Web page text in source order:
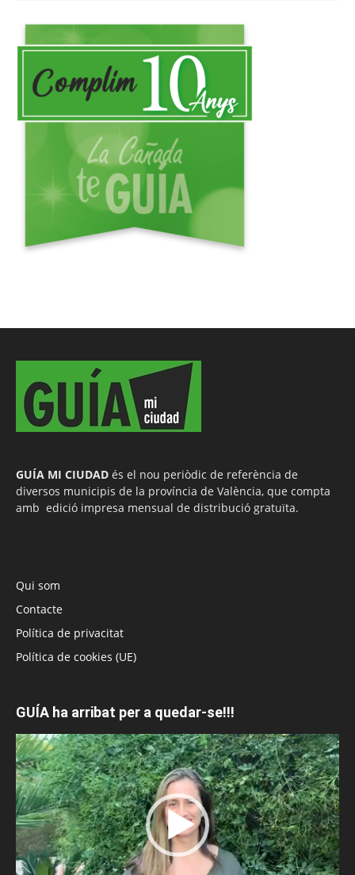
GUÍA MI CIUDAD és el nou periòdic de referència de
diversos municipis de la província de València, que compta
amb edició impresa mensual de distribució gratuïta.
Qui som
Contacte
Política de privacitat
Política de cookies (UE)
GUÍA ha arribat per a quedar-se!!!
Reproductor
de
vídeo